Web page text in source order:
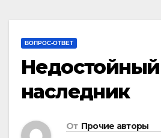
ВОПРОС-ОТВЕТ
Недостойный
наследник
От Прочие авторы